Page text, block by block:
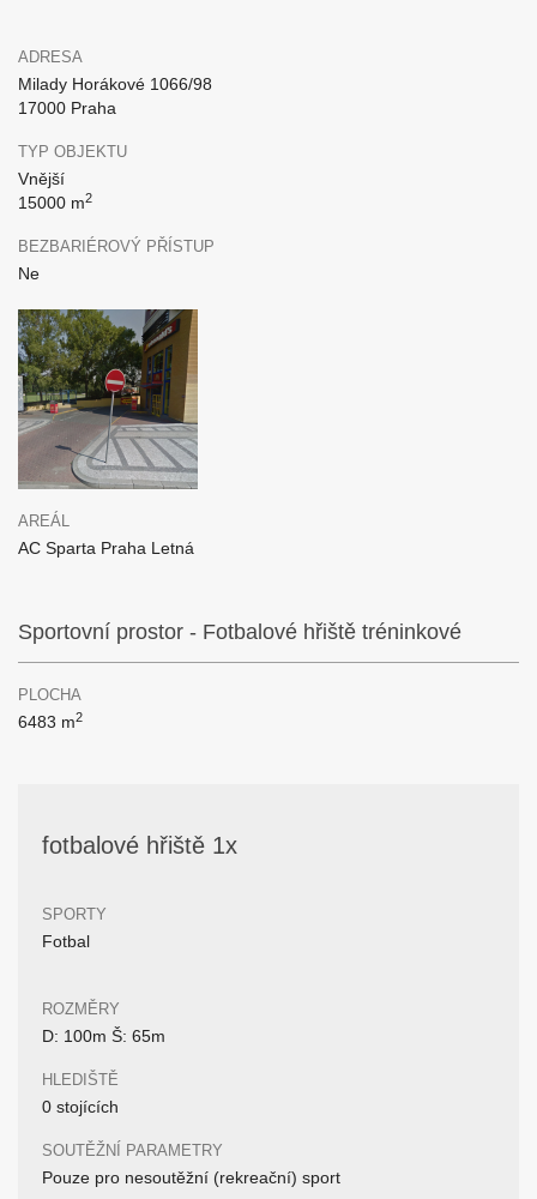
ADRESA
Milady Horákové 1066/98
17000 Praha
TYP OBJEKTU
Vnější
15000 m2
BEZBARIÉROVÝ PŘÍSTUP
Ne
AREÁL
AC Sparta Praha Letná
Sportovní prostor - Fotbalové hřiště tréninkové
PLOCHA
6483 m2
fotbalové hřiště 1x
SPORTY
Fotbal
ROZMĚRY
D: 100m Š: 65m
HLEDIŠTĚ
0 stojících
SOUTĚŽNÍ PARAMETRY
Pouze pro nesoutěžní (rekreační) sport